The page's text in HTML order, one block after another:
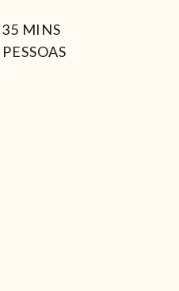
35MIN
MINS
PESSOAS